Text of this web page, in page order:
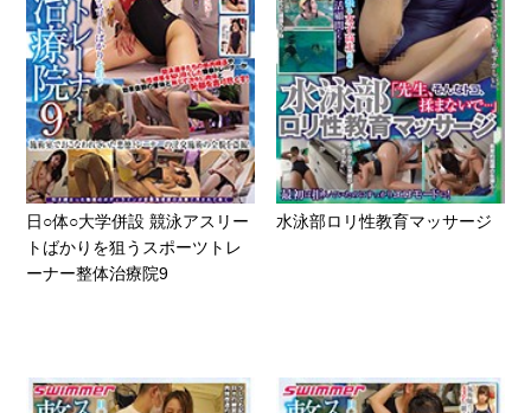
日○体○大学併設 競泳アスリー
トばかりを狙うスポーツトレ
ーナー整体治療院9
水泳部ロリ性教育マッサージ